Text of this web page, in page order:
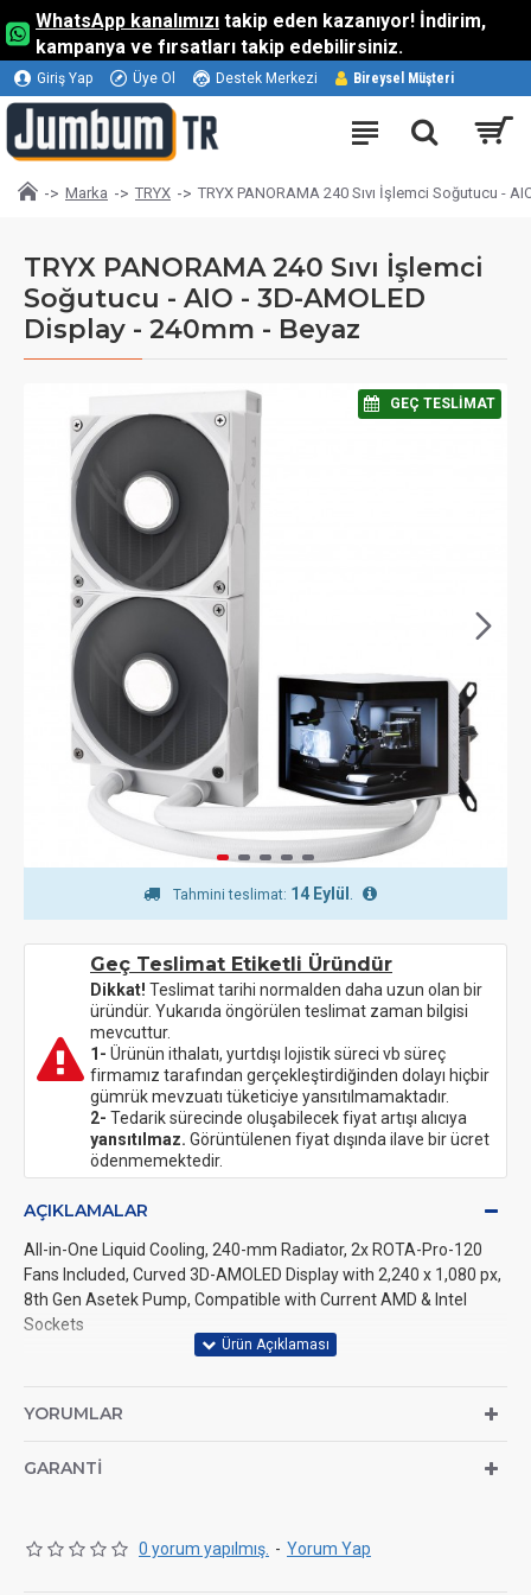
WhatsApp kanalımızı takip eden kazanıyor! İndirim,
kampanya ve fırsatları takip edebilirsiniz.
Giriş Yap Üye Ol Destek Merkezi Bireysel Müşteri
Marka TRYX TRYX PANORAMA 240 Sıvı İşlemci Soğutucu -
TRYX PANORAMA 240 Sıvı İşlemci
Soğutucu - AIO - 3D-AMOLED
Display - 240mm - Beyaz
⠀GEÇ TESLIMAT
Tahmini teslimat: 14 Eylül
Geç Teslimat Etiketli Üründür
Dikkat! Teslimat tarihi normalden daha uzun olan bir
üründür. Yukarıda öngörülen teslimat zaman bilgisi
mevcuttur.
1- Ürünün ithalatı, yurtdışı lojistik süreci vb süreç
firmamız tarafından gerçekleştirdiğinden dolayı hiçbir
gümrük mevzuatı tüketiciye yansıtılmamaktadır.
2- Tedarik sürecinde oluşabilecek fiyat artışı alıcıya
yansıtılmaz. Görüntülenen fiyat dışında ilave bir ücret
ödenmemektedir.
AÇIKLAMALAR
All-in-One Liquid Cooling, 240-mm Radiator, 2x ROTA-Pro-120
Fans Included, Curved 3D-AMOLED Display with 2,240 x 1,080 px,
8th Gen Asetek Pump, Compatible with Current AMD & Intel
Sockets
Radiator:
x D)
Fans:
YORUMLAR
GARANTI
0 yorum yapılmış. - Yorum Yap